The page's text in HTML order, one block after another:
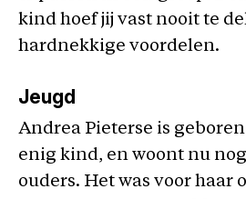
kind hoef jij vast nooit te
hardnekkige voordelen.
Jeugd
Andrea Pieterse is
enig kind, en woont nu
ouders. Het was voor haar